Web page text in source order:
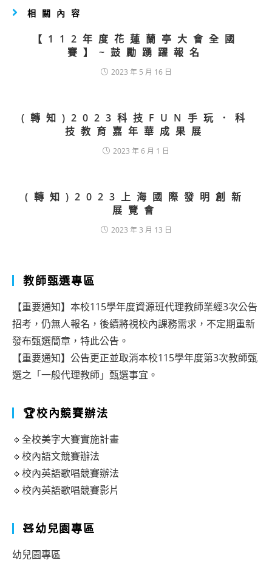
相關內容
【112年度花蓮蘭亭大會全國
賽】~鼓勵踴躍報名
2023 年 5 月 16 日
(轉知)2023科技FUN手玩．科
技教育嘉年華成果展
2023 年 6 月 1 日
(轉知)2023上海國際發明創新
展覽會
2023 年 3 月 13 日
教師甄選專區
【重要通知】本校115學年度資源班代理教師業經3次公告
招考，仍無人報名，後續將視校內課務需求，不定期重新
發布甄選簡章，特此公告。
【重要通知】公告更正並取消本校115學年度第3次教師甄
選之「一般代理教師」甄選事宜。
🏆校內競賽辦法
🔹全校美字大賽實施計畫
🔹校內語文競賽辦法
🔹校內英語歌唱競賽辦法
🔹校內英語歌唱競賽影片
🧸幼兒園專區
幼兒園專區